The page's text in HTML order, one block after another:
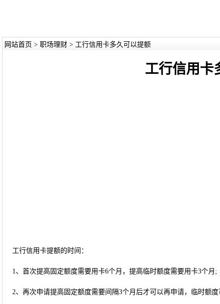
网站首页 > 职场理财> 工行信用卡多久可以提额
工行信用卡
工行信用卡提额的时间：
1、首次提高固定额度需要用卡6个月，提高临时额度需要用卡3个月;
2、再次申请提高固定额度需要间隔3个月后才可以再申请，临时额